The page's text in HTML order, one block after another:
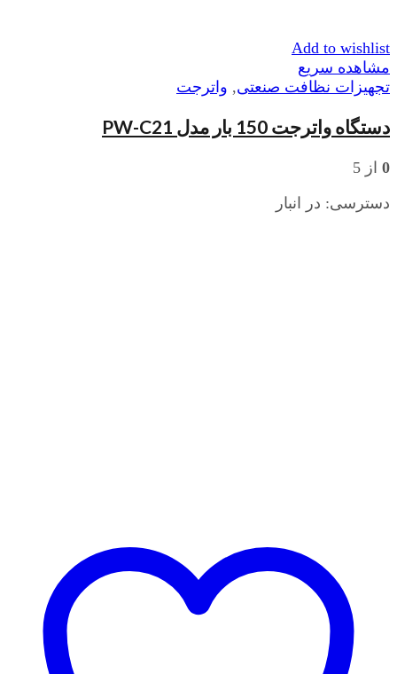
Add to wishlist
مشاهده سریع
تجهیزات نظافت صنعتی, واترجت
دستگاه واترجت 150 بار مدل PW-C21
0 از 5
دسترسی: در انبار